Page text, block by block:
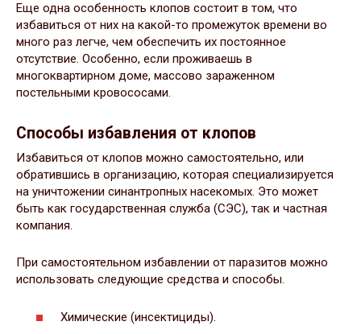
Еще одна особенность клопов состоит в том, что
избавиться от них на какой-то промежуток времени во
много раз легче, чем обеспечить их постоянное
отсутствие. Особенно, если проживаешь в
многоквартирном доме, массово зараженном
постельными кровососами.
Способы избавления от клопов
Избавиться от клопов можно самостоятельно, или
обратившись в организацию, которая специализируется
на уничтожении синантропных насекомых. Это может
быть как государственная служба (СЭС), так и частная
компания.
При самостоятельном избавлении от паразитов можно
использовать следующие средства и способы.
Химические (инсектициды).